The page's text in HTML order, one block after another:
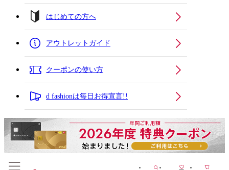
はじめての方へ
アウトレットガイド
クーポンの使い方
d fashionは毎日お得宣言!!